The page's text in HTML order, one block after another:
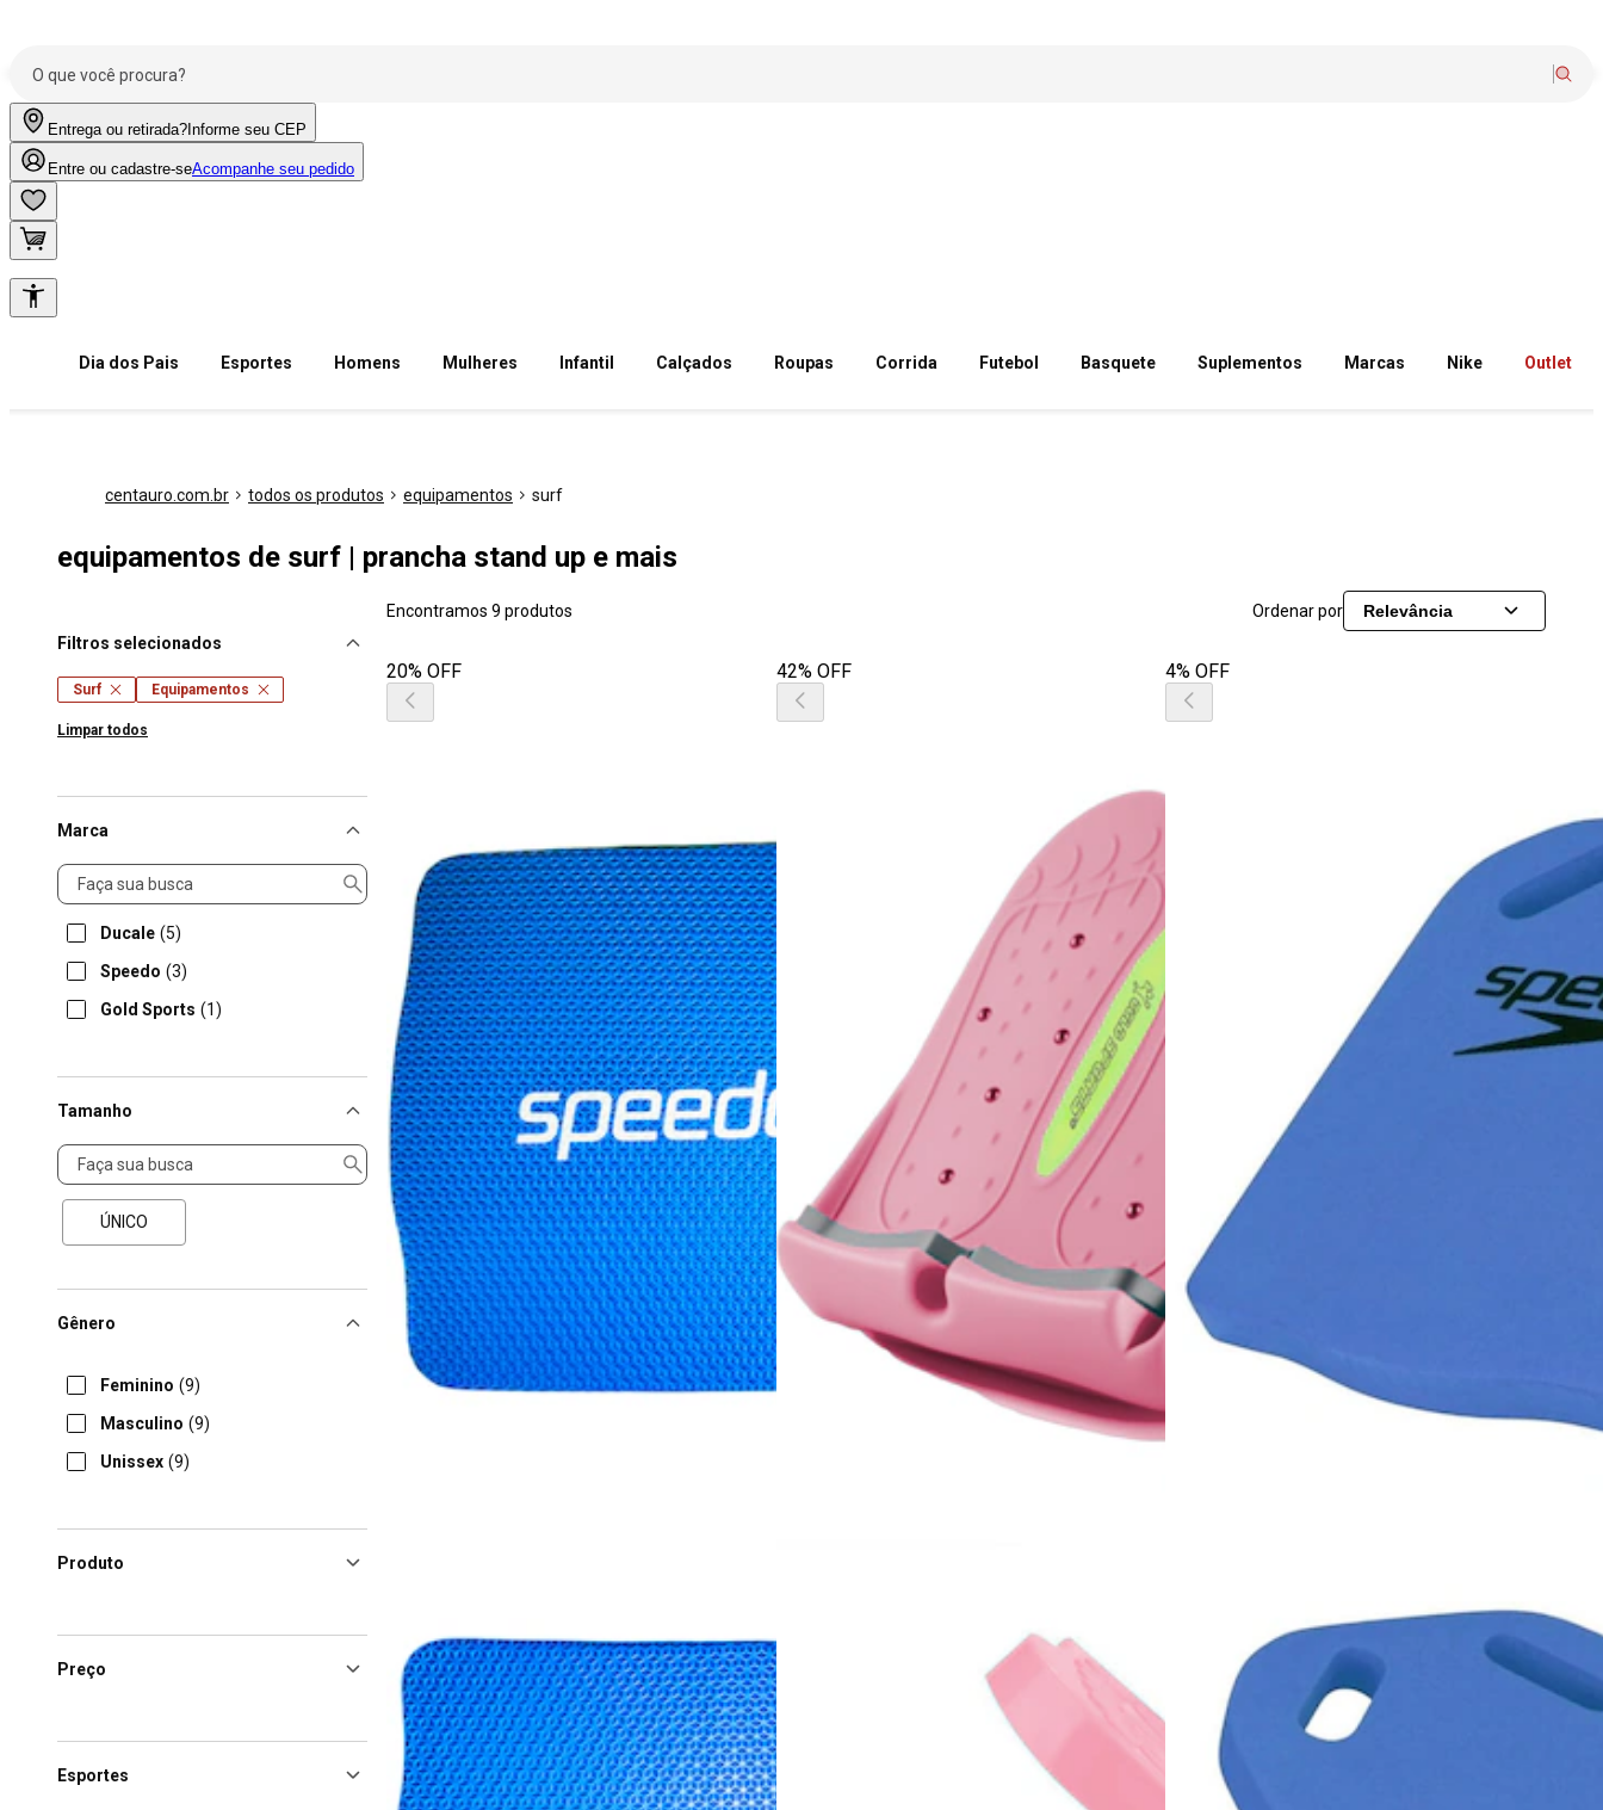
Entrega ou retirada? Informe seu CEP
Entre ou cadastre-seAcompanhe seu pedido
Dia dos Pais Esportes Homens Mulheres Infantil Calçados Roupas Corrida Futebol Basquete Suplementos Marcas Nike Outlet
centauro.com.br todos os produtos equipamentos surf
equipamentos de surf | prancha stand up e mais
Filtros selecionados
Surf Equipamentos
Limpar todos
Marca
Marca
Ducale (5)
Speedo (3)
Gold Sports (1)
Tamanho
Tamanho
ÚNICO
Gênero
Feminino (9)
Masculino (9)
Unissex (9)
Produto
Preço
Esportes
Encontramos 9 produtos Ordenar por Relevância
20% OFF 42% OFF 4% OFF